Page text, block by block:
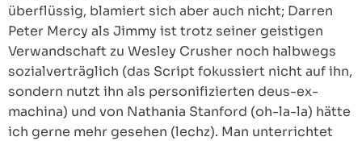
überflüssig, blamiert sich aber auch nicht; Darren
Peter Mercy als Jimmy ist trotz seiner geistigen
Verwandschaft zu Wesley Crusher noch halbwegs
sozialverträglich (das Script fokussiert nicht auf ihn,
sondern nutzt ihn als personifizierten deus-ex-
machina) und von Nathania Stanford (oh-la-la) hätte
ich gerne mehr gesehen (lechz). Man unterrichtet